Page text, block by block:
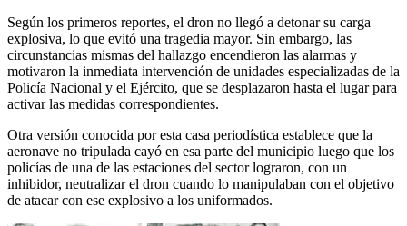
Según los primeros reportes, el dron no llegó a detonar su carga
explosiva, lo que evitó una tragedia mayor. Sin embargo, las
circunstancias mismas del hallazgo encendieron las alarmas y
motivaron la inmediata intervención de unidades especializadas de la
Policía Nacional y el Ejército, que se desplazaron hasta el lugar para
activar las medidas correspondientes.
Otra versión conocida por esta casa periodística establece que la
aeronave no tripulada cayó en esa parte del municipio luego que los
policías de una de las estaciones del sector lograron, con un
inhibidor, neutralizar el dron cuando lo manipulaban con el objetivo
de atacar con ese explosivo a los uniformados.